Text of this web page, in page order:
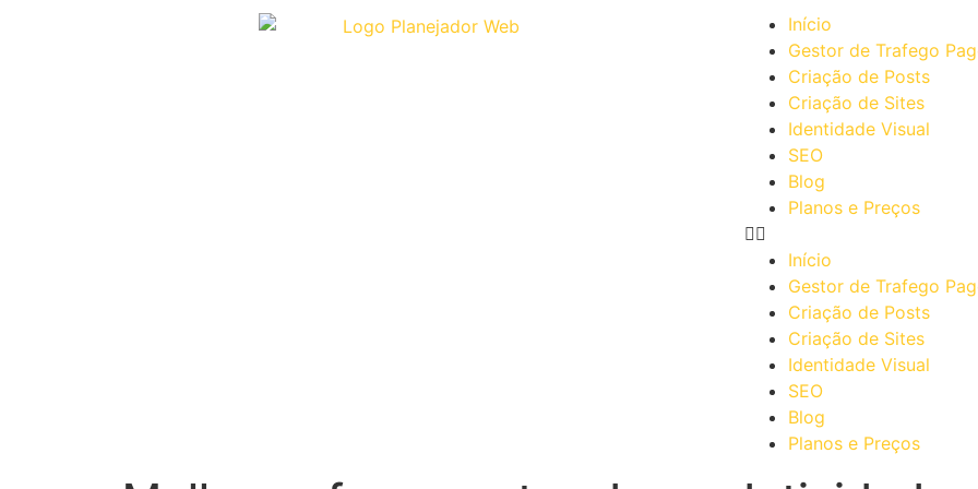
Início
Gestor de Trafego
Criação de Posts
Criação de Sites
Identidade Visual
SEO
Blog
Planos e Preços
Início
Gestor de Trafego
Criação de Posts
Criação de Sites
Identidade Visual
SEO
Blog
Planos e Preços